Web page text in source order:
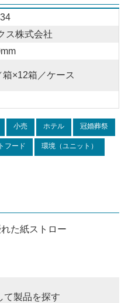
ス株式会社
箱×12箱／ケース
小売 ホテル 冠婚葬祭
フード 環境（ユニット）
た紙ストロー
て製品を探す